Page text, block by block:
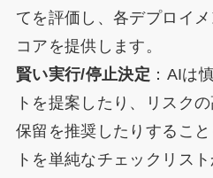
てを評価し、各デプロイ
コアを提供します。
賢い実行/停止決定 ：AIは
トを提案したり、リスク
保留を推奨したりするこ
トを単純なチェックリス